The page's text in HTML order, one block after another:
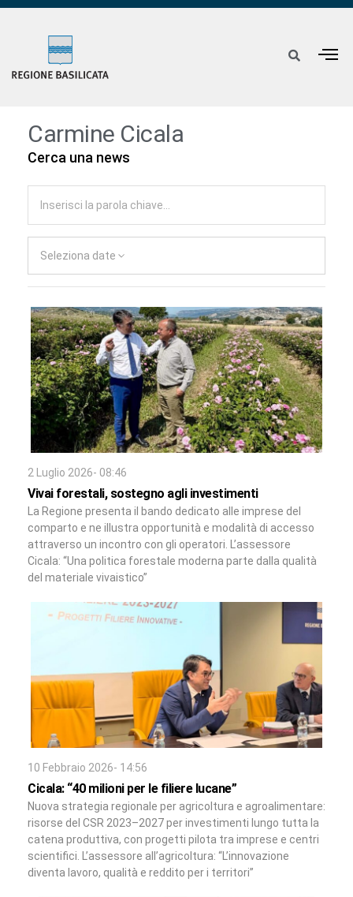
Carmine Cicala
Cerca una news
Seleziona date
2 Luglio 2026- 08:46
Vivai forestali, sostegno agli investimenti
La Regione presenta il bando dedicato alle imprese del
comparto e ne illustra opportunità e modalità di accesso
attraverso un incontro con gli operatori. L’assessore
Cicala: “Una politica forestale moderna parte dalla qualità
del materiale vivaistico”
10 Febbraio 2026- 14:56
Cicala: “40 milioni per le filiere lucane”
Nuova strategia regionale per agricoltura e agroalimentare:
risorse del CSR 2023–2027 per investimenti lungo tutta la
catena produttiva, con progetti pilota tra imprese e centri
scientifici. L’assessore all’agricoltura: “L’innovazione
diventa lavoro, qualità e reddito per i territori”